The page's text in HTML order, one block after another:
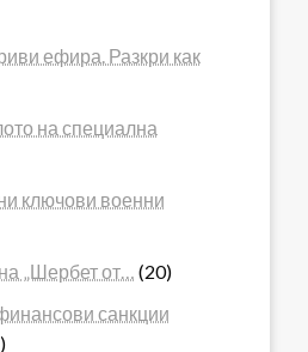
ефира. Разкри как
на специална
ключови военни
„Шербет от…
(20)
санкции